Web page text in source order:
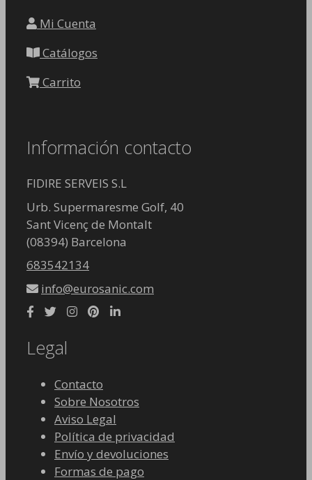
Mi Cuenta
Catálogos
Carrito
Información contacto
FIDIRE SERVEIS S.L
Urb. Supermaresme Golf, 40
Sant Vicenç de Montalt
(08394) Barcelona
683542134
info@eurosanic.com
Legal
Contacto
Sobre Nosotros
Aviso Legal
Política de privacidad
Envío y devoluciones
Formas de pago